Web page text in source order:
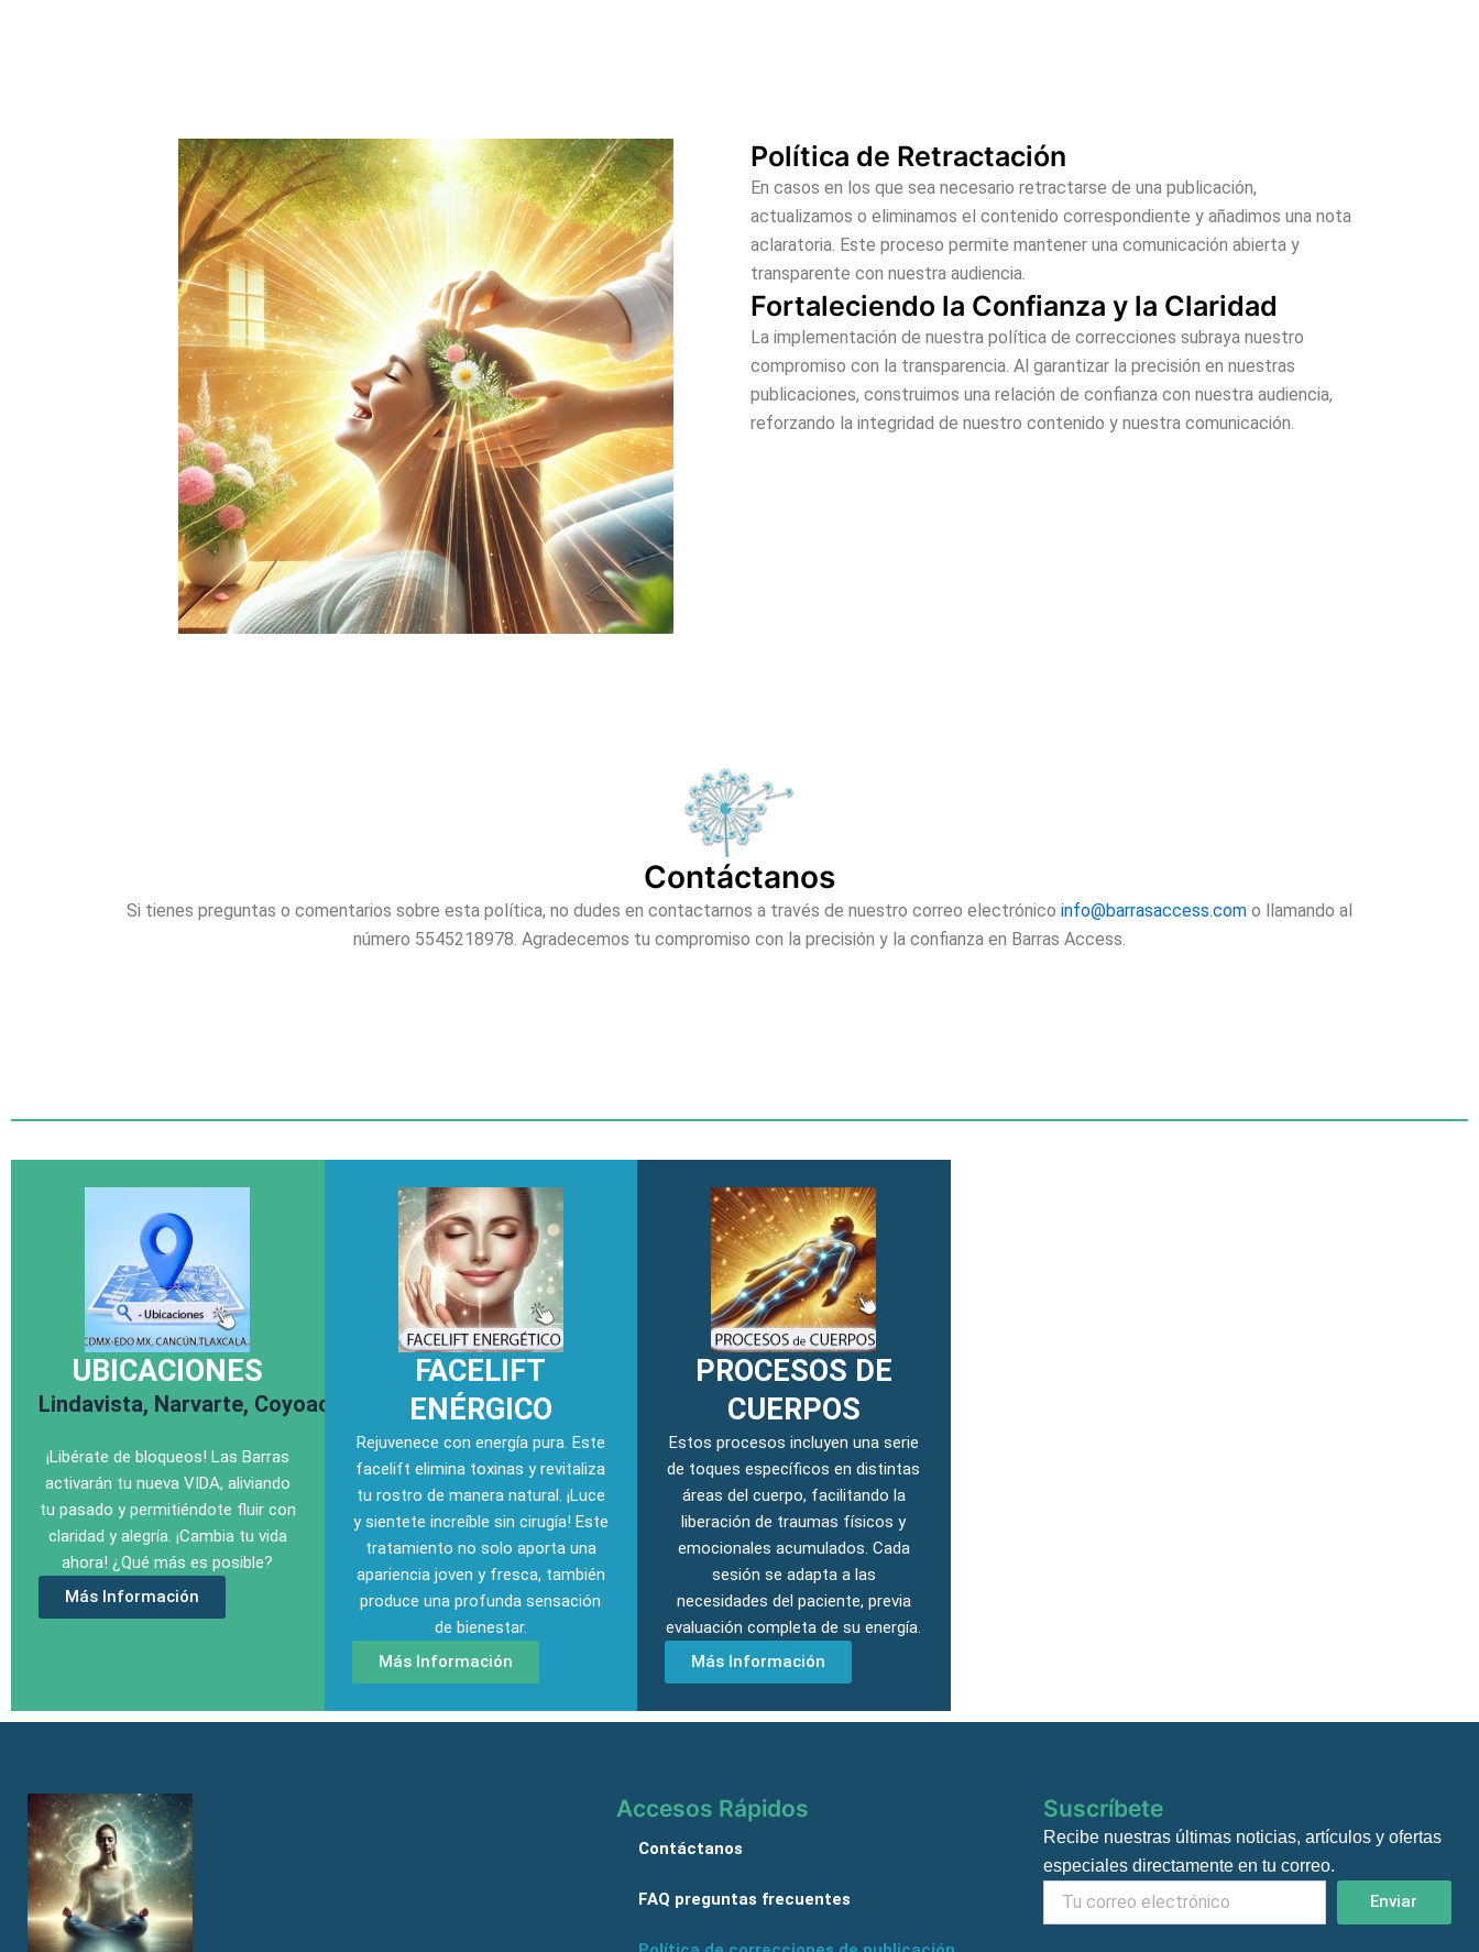
Política de Retractación
En casos en los que sea necesario retractarse de una publicación,
actualizamos o eliminamos el contenido correspondiente y añadimos una nota
aclaratoria. Este proceso permite mantener una comunicación abierta y
transparente con nuestra audiencia.
Fortaleciendo la Confianza y la Claridad
La implementación de nuestra política de correcciones subraya nuestro
compromiso con la transparencia. Al garantizar la precisión en nuestras
publicaciones, construimos una relación de confianza con nuestra audiencia,
reforzando la integridad de nuestro contenido y nuestra comunicación.
Contáctanos
Si tienes preguntas o comentarios sobre esta política, no dudes en contactarnos a través de nuestro correo electrónico info@barrasaccess.com o llamando al
número 5545218978. Agradecemos tu compromiso con la precisión y la confianza en Barras Access.
UBICACIONES
Lindavista, Narvarte, Coyoacán.
¡Libérate de bloqueos! Las Barras
activarán tu nueva VIDA, aliviando
tu pasado y permitiéndote fluir con
claridad y alegría. ¡Cambia tu vida
ahora! ¿Qué más es posible?
Más Información
FACELIFT
ENÉRGICO
Rejuvenece con energía pura. Este
facelift elimina toxinas y revitaliza
tu rostro de manera natural. ¡Luce
y sientete increíble sin cirugía! Este
tratamiento no solo aporta una
apariencia joven y fresca, también
produce una profunda sensación
de bienestar.
Más Información
PROCESOS DE
CUERPOS
Estos procesos incluyen una serie
de toques específicos en distintas
áreas del cuerpo, facilitando la
liberación de traumas físicos y
emocionales acumulados. Cada
sesión se adapta a las
necesidades del paciente, previa
evaluación completa de su energía.
Más Información
Accesos Rápidos
Contáctanos
FAQ preguntas frecuentes
Suscríbete
Recibe nuestras últimas noticias, artículos y ofertas
especiales directamente en tu correo.
Enviar